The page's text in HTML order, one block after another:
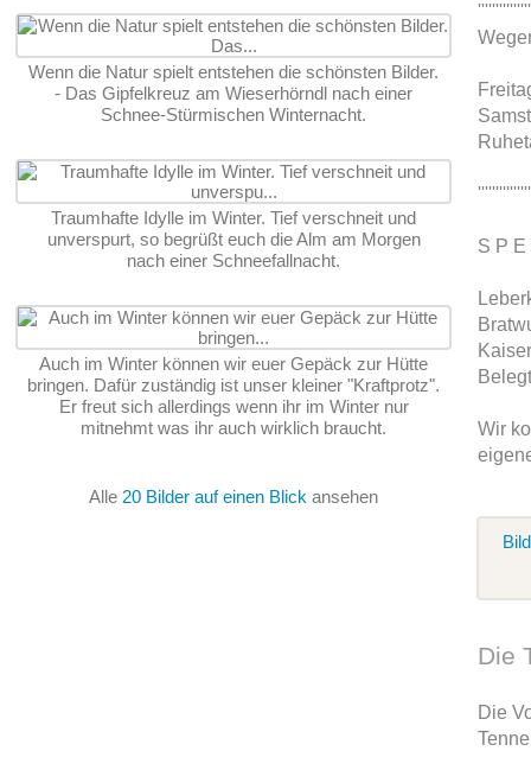
Wenn die Natur spielt entstehen die schönsten Bilder.
- Das Gipfelkreuz am Wieserhörndl nach einer
Schnee-Stürmischen Winternacht.
Traumhafte Idylle im Winter. Tief verschneit und
unverspurt, so begrüßt euch die Alm am Morgen
nach einer Schneefallnacht.
Auch im Winter können wir euer Gepäck zur Hütte
bringen. Dafür zuständig ist unser kleiner "Kraftprotz".
Er freut sich allerdings wenn ihr im Winter nur
mitnehmt was ihr auch wirklich braucht.
Alle 20 Bilder auf einen Blick ansehen
S P E
Wir
Die
Die